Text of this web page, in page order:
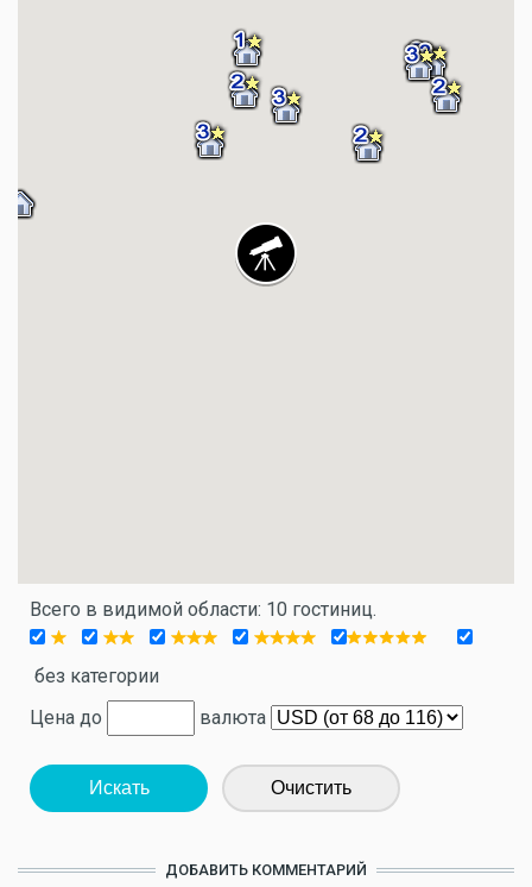
Всего в видимой области: 10 гостиниц.
без категории
Цена до
валюта
Искать Очистить
ДОБАВИТЬ КОММЕНТАРИЙ